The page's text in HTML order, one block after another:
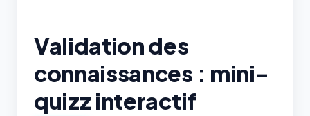
Validation des
connaissances : mini-
quizz interactif